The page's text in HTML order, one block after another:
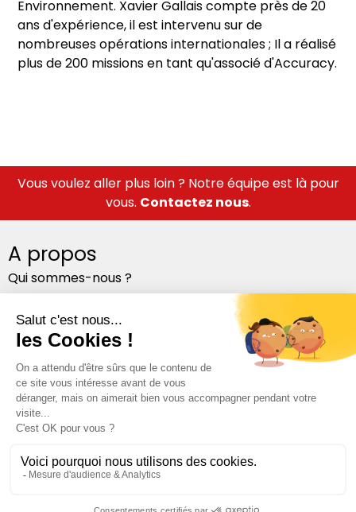
Environnement. Xavier Gallais compte près de 20
ans d'expérience, il est intervenu sur de
nombreuses opérations internationales ; Il a réalisé
plus de 200 missions en tant qu'associé d'Accuracy.
Vous voulez aller plus loin ? Notre équipe est là pour
vous. Contactez nous.
A propos
Qui sommes-nous ?
Nos bureaux
Suivez-nous